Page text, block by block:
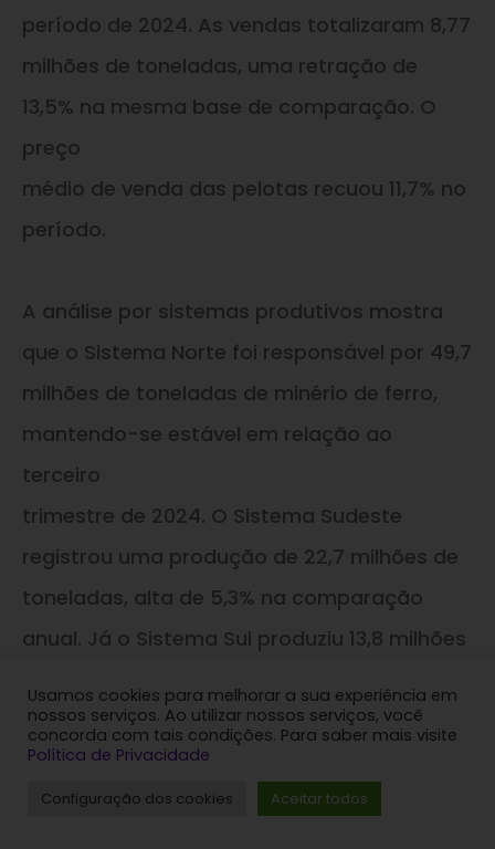
período de 2024. As vendas totalizaram 8,77
milhões de toneladas, uma retração de
13,5% na mesma base de comparação. O
preço
médio de venda das pelotas recuou 11,7% no
período.
A análise por sistemas produtivos mostra
que o Sistema Norte foi responsável por 49,7
milhões de toneladas de minério de ferro,
mantendo-se estável em relação ao
terceiro
trimestre de 2024. O Sistema Sudeste
registrou uma produção de 22,7 milhões de
toneladas, alta de 5,3% na comparação
anual. Já o Sistema Sul produziu 13,8 milhões
toneladas, um aumento de 8,2%,
impulsionado pelas operações em Vargem
Grande e
Usamos cookies para melhorar a sua experiência em
nossos serviços. Ao utilizar nossos serviços, você
concorda com tais condições. Para saber mais visite
Política de Privacidade
Configuração dos cookies Aceitar todos